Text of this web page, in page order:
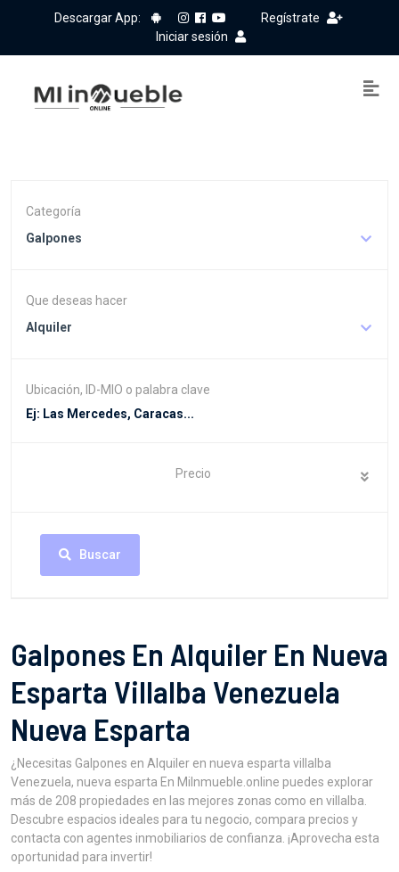
Descargar App:
Regístrate
Iniciar sesión
Categoría
Galpones
Que deseas hacer
Alquiler
Ubicación, ID-MIO o palabra clave
Precio
Buscar
Galpones En Alquiler En Nueva
Esparta Villalba Venezuela
Nueva Esparta
¿Necesitas Galpones en Alquiler en nueva esparta villalba
Venezuela, nueva esparta En MiInmueble.online puedes explorar
más de 208 propiedades en las mejores zonas como en villalba.
Descubre espacios ideales para tu negocio, compara precios y
contacta con agentes inmobiliarios de confianza. ¡Aprovecha esta
oportunidad para invertir!